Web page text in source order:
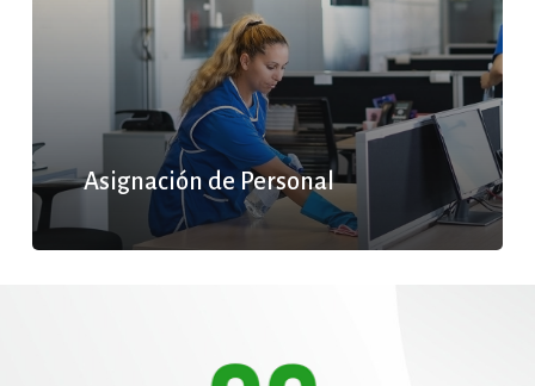
Asignación de Personal